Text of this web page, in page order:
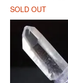
SOLD OUT